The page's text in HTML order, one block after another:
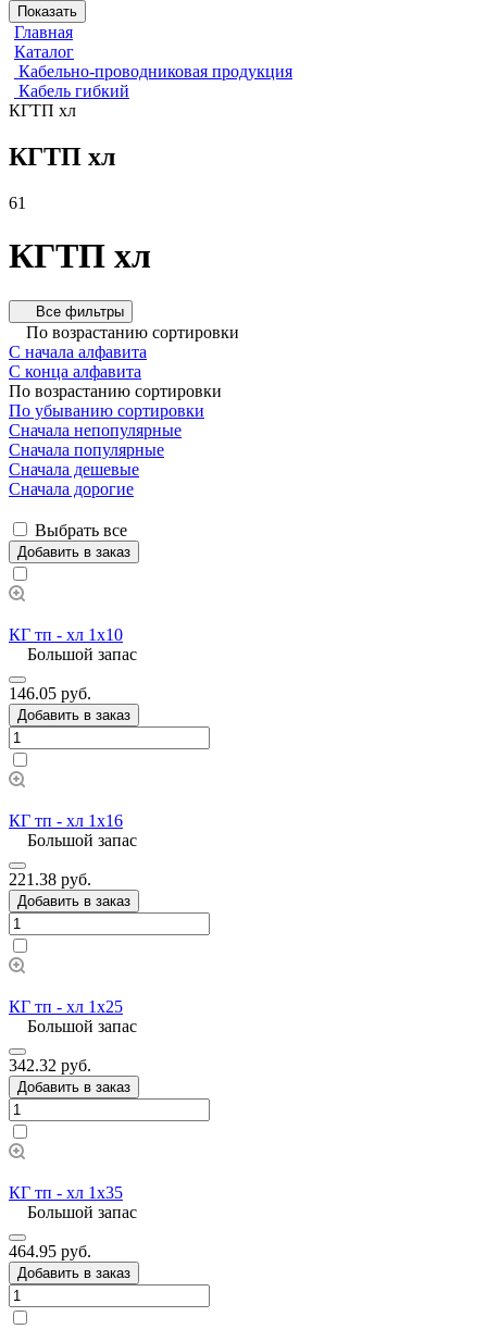
Показать
Главная
Каталог
Кабельно-проводниковая продукция
Кабель гибкий
КГТП хл
КГТП хл
61
КГТП хл
Все фильтры
По возрастанию сортировки
С начала алфавита
С конца алфавита
По возрастанию сортировки
По убыванию сортировки
Сначала непопулярные
Сначала популярные
Сначала дешевые
Сначала дорогие
Выбрать все
Добавить в заказ
КГ тп - хл 1х10
Большой запас
146.05 руб.
Добавить в заказ
КГ тп - хл 1х16
Большой запас
221.38 руб.
Добавить в заказ
КГ тп - хл 1х25
Большой запас
342.32 руб.
Добавить в заказ
КГ тп - хл 1х35
Большой запас
464.95 руб.
Добавить в заказ